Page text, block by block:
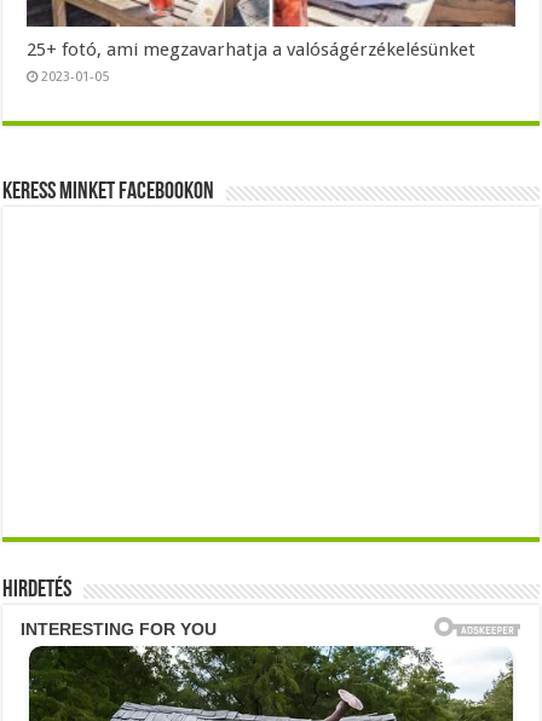
25+ fotó, ami megzavarhatja a valóságérzékelésünket
2023-01-05
Keress minket Facebookon
Hirdetés